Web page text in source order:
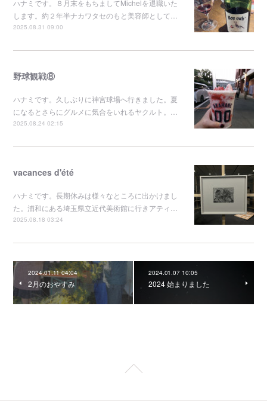
ハナミです。８月末をもちましてMichelを退職いた
します。約２年半ナカワタセのもと美容師として…
2025.08.31 09:00
野球観戦⑧
ハナミです。久しぶりに神宮球場へ行きました。夏
になるとさらにグルメに気合をいれるヤクルト。…
2025.08.24 02:15
vacances d'été
ハナミです。長期休みは様々なところに出かけまし
た。浦和にある埼玉県立近代美術館に行きアティ…
2025.08.18 03:24
2024.01.11 04:04
2月のおやすみ
2024.01.07 10:05
2024 始まりました